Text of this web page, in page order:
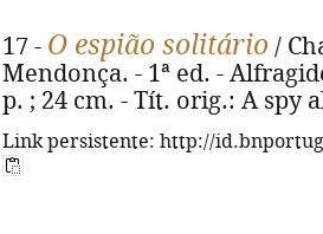
17 - O espião solitário /
Mendonça. - 1ª ed. -
p. ; 24 cm. - Tít. orig.: A spy
Link persistente: http://